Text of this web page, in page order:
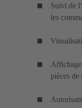
Suivi de
les
Affichage
pièces de